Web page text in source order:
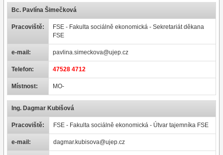
Bc. Pavlína Šimečková
Pracoviště:
FSE - Fakulta sociálně ekonomická - Sekretariát děkana
FSE
e-mail: pavlina.simeckova@ujep.cz
Telefon: 47528 4712
Místnost: MO-
Ing. Dagmar Kubišová
Pracoviště: FSE - Fakulta sociálně ekonomická - Útvar tajemníka FSE
e-mail: dagmar.kubisova@ujep.cz